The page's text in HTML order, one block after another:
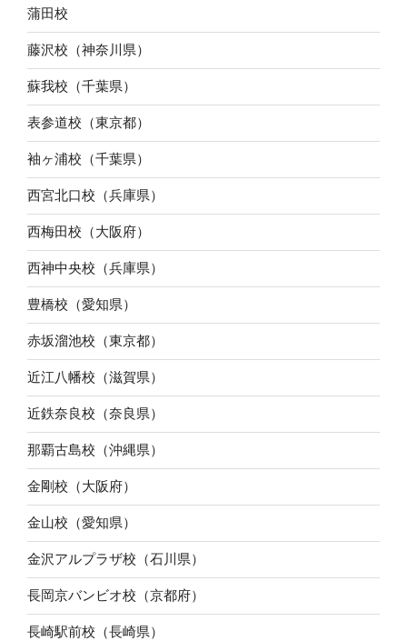
蒲田校
藤沢校（神奈川県）
蘇我校（千葉県）
表参道校（東京都）
袖ヶ浦校（千葉県）
西宮北口校（兵庫県）
西梅田校（大阪府）
西神中央校（兵庫県）
豊橋校（愛知県）
赤坂溜池校（東京都）
近江八幡校（滋賀県）
近鉄奈良校（奈良県）
那覇古島校（沖縄県）
金剛校（大阪府）
金山校（愛知県）
金沢アルプラザ校（石川県）
長岡京バンビオ校（京都府）
長崎駅前校（長崎県）